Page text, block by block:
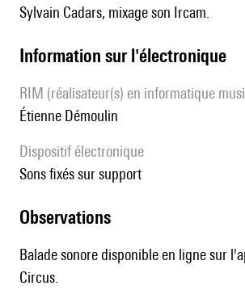
Sylvain Cadars, mixage son Ircam.
Information sur l'électronique
RIM (réalisateur(s) en informatique
Étienne Démoulin
Dispositif électronique
sons fixés sur support
observations
Balade sonore disponible en ligne sur
Circus